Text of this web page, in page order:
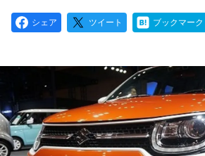
シェア ツイート ブックマーク